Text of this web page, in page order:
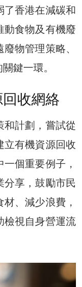
了香港在減碳和
動食物及有機廢
物管理策略、
鍵一環。
收網絡
和計劃，嘗試從
立有機資源回收
個重要例子，
分享，鼓勵市民
、減少浪費，
檢視自身營運流